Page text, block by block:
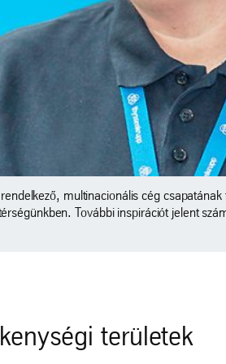
munka és a számtalan szakmai
területek